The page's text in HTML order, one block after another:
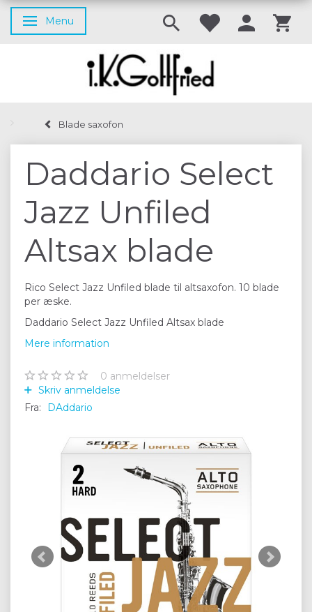
Skifte navigation
Menu
Blade saxofon
Daddario Select
Jazz Unfiled
Altsax blade
Rico Select Jazz Unfiled blade til altsaxofon. 10 blade
per æske.
Daddario Select Jazz Unfiled Altsax blade
Mere information
0 anmeldelser
Skriv anmeldelse
Fra:
DAddario